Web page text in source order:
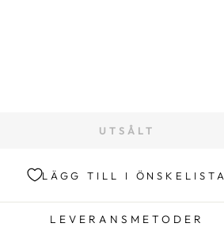
UTSÅLT
LÄGG TILL I ÖNSKELISTA
LEVERANSMETODER